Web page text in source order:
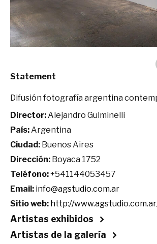
Statement
Difusión fotografía argentina
Director:Alejandro Gulminelli
País:Argentina
Ciudad: Buenos Aires
Dirección: Boyaca 1752
Teléfono:+541144053457
Email: info@agstudio.com.ar
Sitio web: http://
Artistas exhibidos
Artistas de la galería